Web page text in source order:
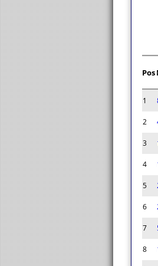
Pos
1
2
3
4
5
6
7
8